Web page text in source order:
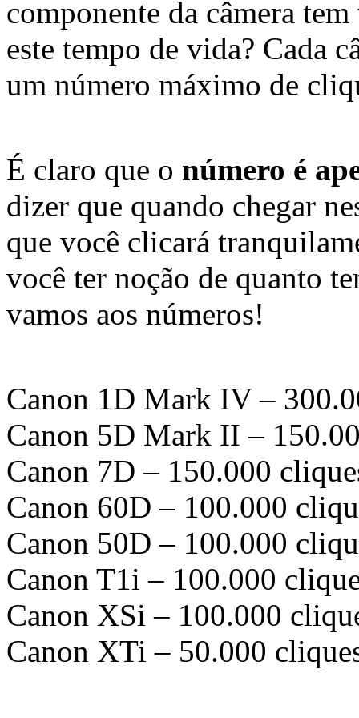
componente da câmera
este tempo de vida? Cada
um número máximo de
É claro que o número é
dizer que quando chegar
que você clicará
você ter noção de quanto
vamos aos números!
Canon 1D Mark IV –
Canon 5D Mark II –
Canon 7D – 150.000
Canon 60D – 100.000
Canon 50D – 100.000
Canon T1i – 100.000
Canon XSi – 100.000
Canon XTi – 50.000